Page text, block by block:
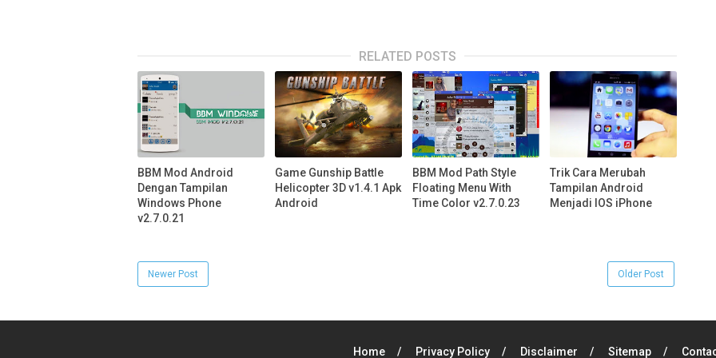
RELATED POSTS
BBM Mod Android
Dengan Tampilan
Windows Phone
v2.7.0.21
Game Gunship Battle
Helicopter 3D v1.4.1 Apk
Android
BBM Mod Path Style
Floating Menu With
Time Color v2.7.0.23
Trik Cara Merubah
Tampilan Android
Menjadi IOS iPhone
Newer Post Older Post
Home Privacy Policy Disclaimer Sitemap